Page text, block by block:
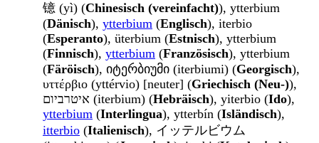
镱 (yì) (Chinesisch (vereinfacht)), ytterbium
(Dänisch), ytterbium (Englisch), iterbio
(Esperanto), üterbium (Estnisch), ytterbium
(Finnisch), ytterbium (Französisch), ytterbium
(Färöisch), იტერბიუმი (iterbiumi) (Georgisch),
υττέρβιο (yttérvio) [neuter] (Griechisch (Neu-)),
איטרביום (iterbium) (Hebräisch), yiterbio (Ido),
ytterbium (Interlingua), ytterbín (Isländisch),
itterbio (Italienisch), イッテルビウム